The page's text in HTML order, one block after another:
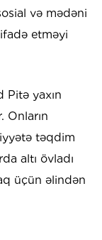
və mədəni
etməyi
Pitə yaxın
Onların
təqdim
altı övladı
üçün əlindən